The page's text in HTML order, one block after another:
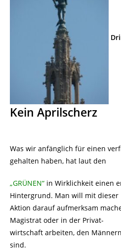
Kein Aprilscherz
Was wir anfänglich für einen
gehalten haben, hat laut den
„GRÜNEN“ in Wirklichkeit einen
Hintergrund. Man will mit dieser
Aktion darauf aufmerksam
Magistrat oder in der Privat-
wirtschaft arbeiten, den
sind.